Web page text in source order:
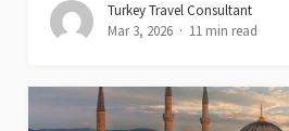
Turkey Travel Consultant
Mar 3, 2026
11 min read